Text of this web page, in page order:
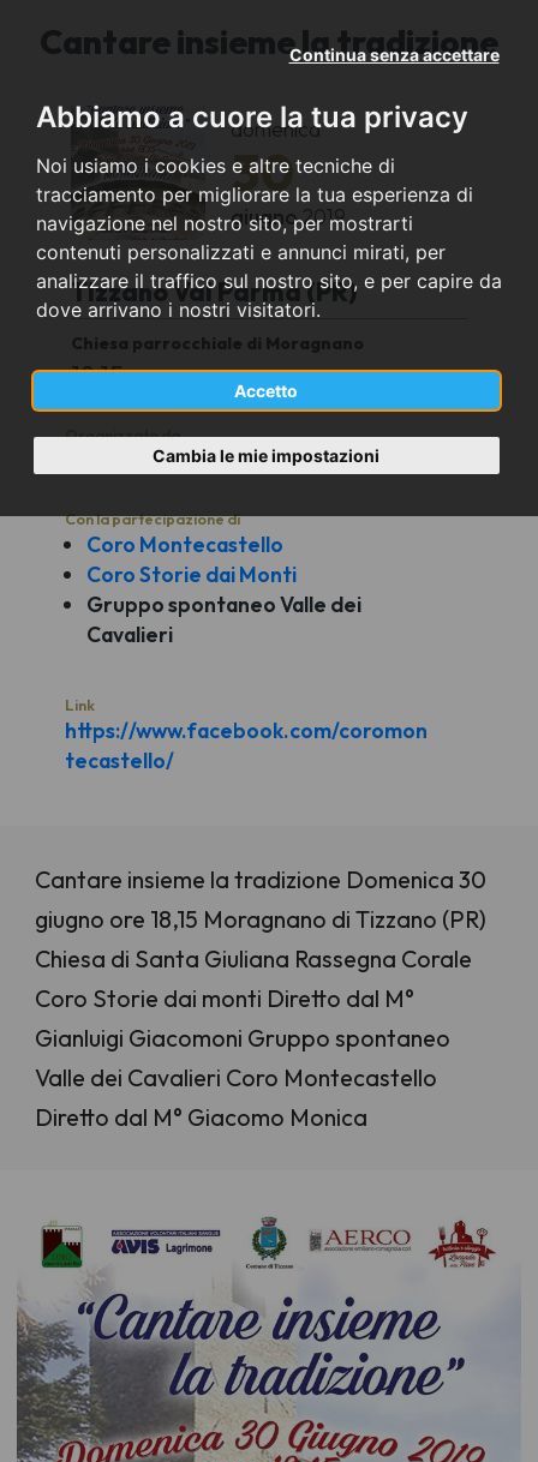
Abbiamo a cuore la tua privacy
Noi usiamo i cookies e altre tecniche di
tracciamento per migliorare la tua esperienza di
navigazione nel nostro sito, per mostrarti
contenuti personalizzati e annunci mirati, per
analizzare il traffico sul nostro sito, e per capire da
dove arrivano i nostri visitatori.
Accetto
Continua senza accettare
Cambia le mie impostazioni
Cantare insieme la tradizione
domenica
30
giugno2019
Tizzano Val Parma (PR)
Chiesa parrocchiale di Moragnano
18,15
Organizzato da
Proloco di Moragnano
Con la partecipazione di
Coro Montecastello
Coro Storie dai Monti
Gruppo spontaneo Valle dei
Cavalieri
Link
https://www.facebook.com/coromon
tecastello/
Cantare insieme la tradizione Domenica 30
giugno ore 18,15 Moragnano di Tizzano (PR)
Chiesa di Santa Giuliana Rassegna Corale
Coro Storie dai monti Diretto dal M°
Gianluigi Giacomoni Gruppo spontaneo
Valle dei Cavalieri Coro Montecastello
Diretto dal M° Giacomo Monica